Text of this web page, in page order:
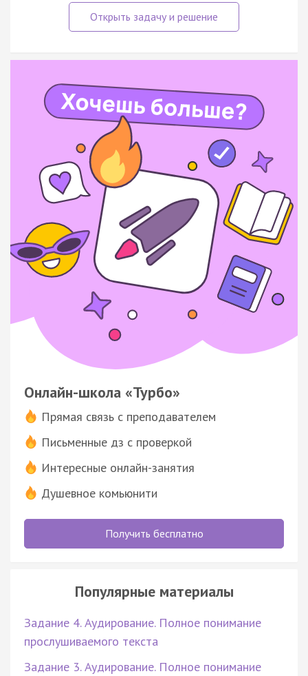
Онлайн-школа «Турбо»
Прямая связь с преподавателем
Письменные дз с проверкой
Интересные онлайн-занятия
Душевное комьюнити
Получить бесплатно
Популярные материалы
Задание 4. Аудирование. Полное понимание
прослушиваемого текста
Задание 3. Аудирование. Полное понимание